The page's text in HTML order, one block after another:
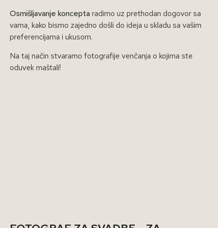
Osmišljavanje konceptaradimo uz prethodan dogovor sa
vama, kako bismo zajedno došli do ideja u skladu sa vašim
preferencijama i ukusom.
Na taj način stvaramo fotografije venčanja o kojima ste
oduvek maštali!